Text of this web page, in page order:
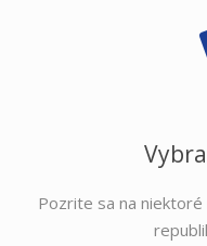
Pozrite sa na niektoré